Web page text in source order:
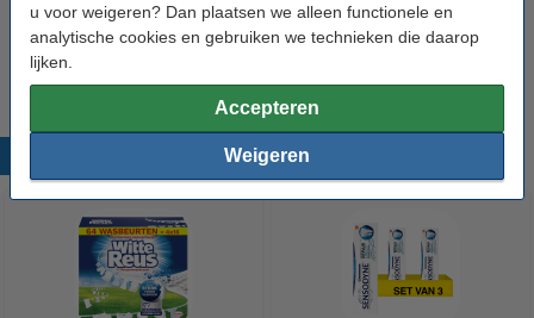
u voor weigeren? Dan plaatsen we alleen functionele en
analytische cookies en gebruiken we technieken die daarop
lijken.
Accepteren
Weigeren
3 zakken - 213 vaatwasbeurten
€ 49,99
Populaire producten